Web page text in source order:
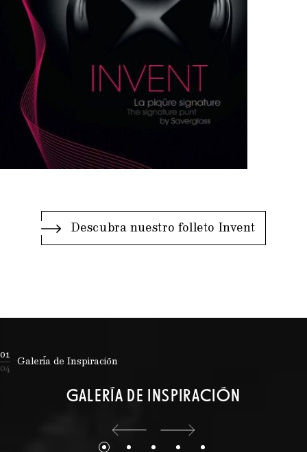
Descubra nuestro folleto Invent
01
04
Galería de Inspiración
GALERÍA DE INSPIRACIÓN